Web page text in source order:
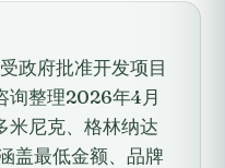
政府批准开发项目
询整理2026年4月
米尼克、格林纳达
盖最低金额、品牌